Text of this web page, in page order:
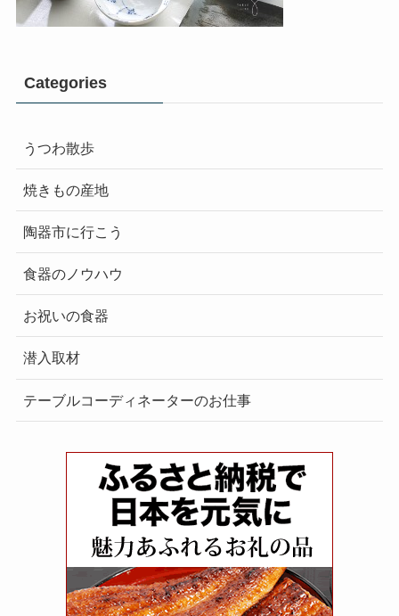
Categories
うつわ散歩
焼きもの産地
陶器市に行こう
食器のノウハウ
お祝いの食器
潜入取材
テーブルコーディネーターのお仕事